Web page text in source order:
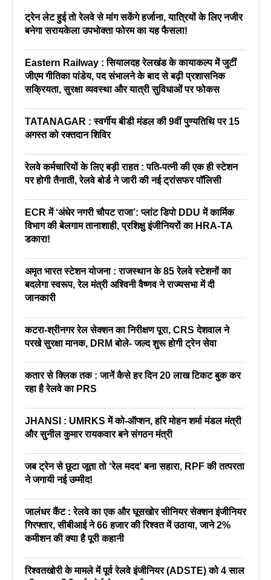
ट्रेन लेट हुई तो रेलवे से मांग सकेंगे हर्जाना, यात्रियों के लिए नजीर
बनेगा सरायकेला उपभोक्ता फोरम का यह फैसला!
Eastern Railway : सियालदह रेलखंड के कायाकल्प में जुटीं
जीएम गीतिका पांडेय, पद संभालने के बाद से बढ़ी प्रशासनिक
सक्रियता, सुरक्षा व्यवस्था और यात्री सुविधाओं पर फोकस
TATANAGAR : स्वर्गीय बीडी मंडल की 9वीं पुण्यतिथि पर 15
अगस्त को रक्तदान शिविर
रेलवे कर्मचारियों के लिए बड़ी राहत : पति-पत्नी की एक ही स्टेशन
पर होगी तैनाती, रेलवे बोर्ड ने जारी की नई ट्रांसफर पॉलिसी
ECR में ‘अंधेर नगरी चौपट राजा’: प्लांट डिपो DDU में कार्मिक
विभाग की बेलगाम तानाशाही, प्रशिक्षु इंजीनियरों का HRA-TA
डकारा!
अमृत भारत स्टेशन योजना : राजस्थान के 85 रेलवे स्टेशनों का
बदलेगा स्वरूप, रेल मंत्री अश्विनी वैष्णव ने राज्यसभा में दी
जानकारी
कटरा-श्रीनगर रेल सेक्शन का निरीक्षण पूरा, CRS देशवाल ने
परखे सुरक्षा मानक, DRM बोले- जल्द शुरू होगी ट्रेन सेवा
कतार से क्लिक तक : जानें कैसे हर दिन 20 लाख टिकट बुक कर
रहा है रेलवे का PRS
JHANSI : UMRKS में को-ऑप्शन, हरि मोहन शर्मा मंडल मंत्री
और सुनील कुमार रायकवार बने संगठन मंत्री
जब ट्रेन से छूटा जूता तो ‘रेल मदद’ बना सहारा, RPF की तत्परता
ने जगायी नई उम्मीद!
जालंधर कैंट : रेलवे का एक और घूसखोर सीनियर सेक्शन इंजीनियर
गिरफ्तार, सीबीआई ने 66 हजार की रिश्वत में उठाया, जाने 2%
कमीशन की क्या है पूरी कहानी
रिश्वतखोरी के मामले में पूर्व रेलवे इंजीनियर (ADSTE) को 4 साल